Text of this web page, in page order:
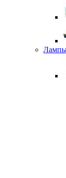
Лампы